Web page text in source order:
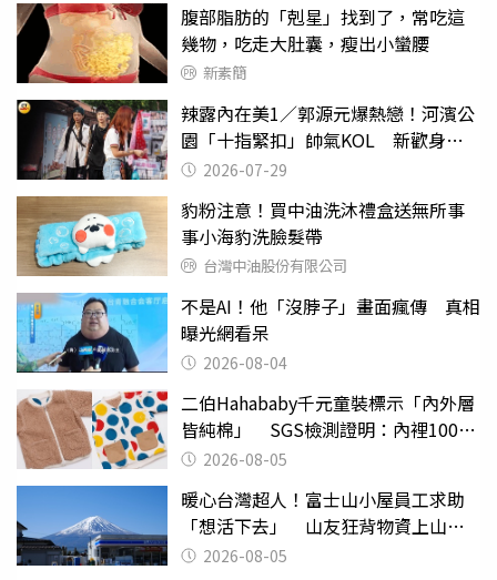
腹部脂肪的「剋星」找到了，常吃這
幾物，吃走大肚囊，瘦出小蠻腰
新素簡
辣露內在美1／郭源元爆熱戀！河濱公
園「十指緊扣」帥氣KOL 新歡身份
曝光2026-07-29
豹粉注意！買中油洗沐禮盒送無所事
事小海豹洗臉髮帶
台灣中油股份有限公司
不是AI！他「沒脖子」畫面瘋傳 真相
曝光網看呆
2026-08-04
二伯Hahababy千元童裝標示「內外層
皆純棉」 SGS檢測證明：內裡100%
聚酯纖維
2026-08-05
暖心台灣超人！富士山小屋員工求助
「想活下去」 山友狂背物資上山：
台灣真的是寶島
2026-08-05